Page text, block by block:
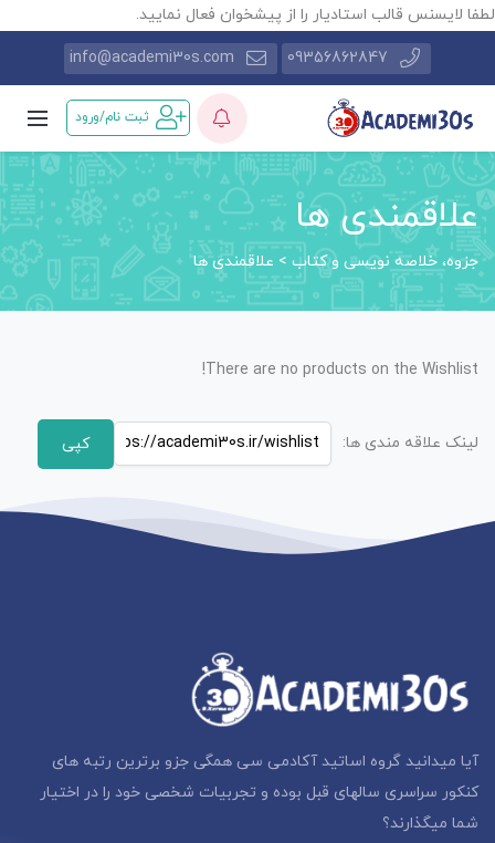
لطفا لایسنس قالب استادیار را از پیشخوان فعال نمایید.
09356862847
info@academi30s.com
ثبت نام/ورود
علاقمندی ها
جزوه، خلاصه نویسی و کتاب> علاقمندی ها
There are no products on the Wishlist!
لینک علاقه مندی ها:
آیا میدانید گروه اساتید آکادمی سی همگی جزو برترین رتبه های
کنکور سراسری سالهای قبل بوده و تجربیات شخصی خود را در اختیار
شما میگذارند؟